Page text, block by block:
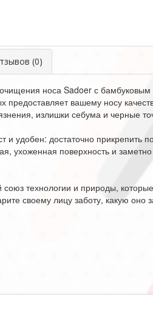
(0)
носа Sadoer с
предоставляет вашему носу
излишки себума и черные
удобен: достаточно прикрепить
ухоженная поверхность и
технологии и природы,
своему лицу заботу, какую оно